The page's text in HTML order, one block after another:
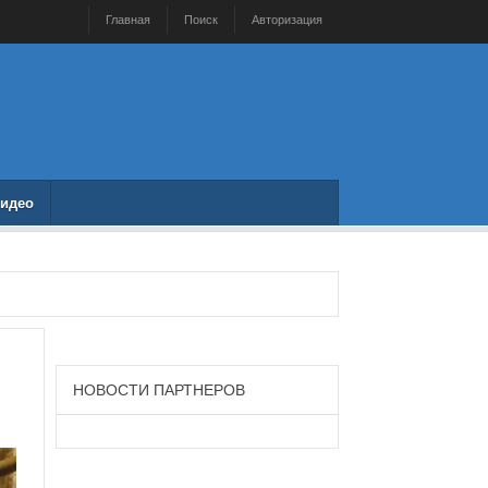
Главная Поиск Авторизация
НОВОСТИ ПАРТНЕРОВ